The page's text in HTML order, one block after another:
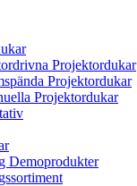
Projektordukar
Projektordukar
Projektordukar
Demoprodukter